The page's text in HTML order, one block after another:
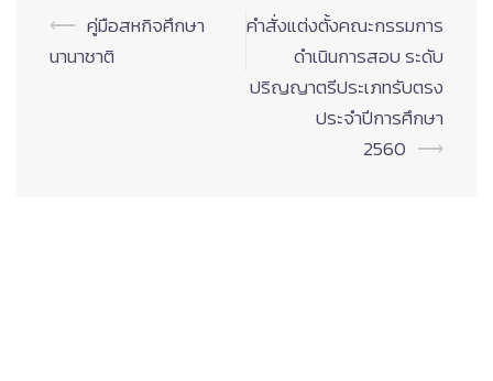
Post
navigation
⟵ คู่มือสหกิจศึกษา
นานาชาติ
คำสั่งแต่งตั้งคณะกรรมการ
ดำเนินการสอบ ระดับ
ปริญญาตรีประเภทรับตรง
ประจำปีการศึกษา
2560 ⟶